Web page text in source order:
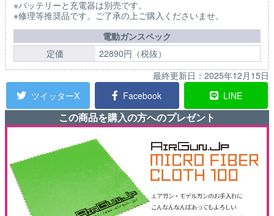
※バッテリーと充電器は別売です。
※修理等推奨品です。ご了承の上ご購入くださいませ。
電動ガンスペック
定価
22890円（税抜）
最終更新日： 2025年12月15日
ツイッターX
Facebook LINE
この商品を購入の方へのプレゼント